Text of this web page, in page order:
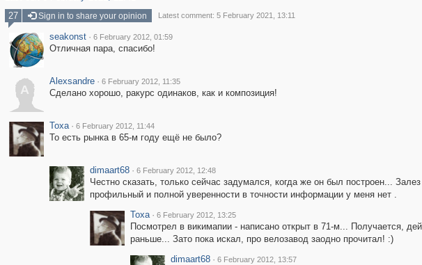
27 Sign in to share your opinion Latest comment: 5 February 2021, 13:11
seakonst · 6 February 2012, 01:59
Отличная пара, спасибо!
A
Alexsandre · 6 February 2012, 11:35
Сделано хорошо, ракурс одинаков, как и композиция!
Toxa · 6 February 2012, 11:44
То есть рынка в 65-м году ещё не было?
dimaart68 · 6 February 2012, 12:48
Честно сказать, только сейчас задумался, когда же он был построен...
профильный и полной уверенности в точности информации у меня нет .
Toxa · 6 February 2012, 13:25
Посмотрел в викимапии - написано открыт в 71-м... Получается,
раньше... Зато пока искал, про велозавод заодно прочитал! :)
dimaart68 · 6 February 2012, 13:57